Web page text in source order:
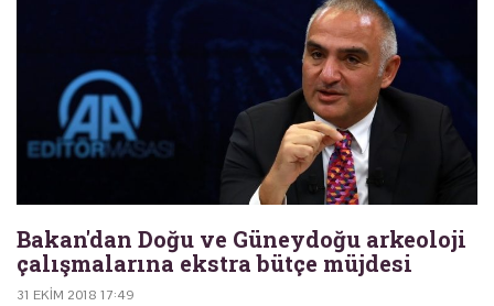
Bakan'dan Doğu ve Güneydoğu arkeoloji
çalışmalarına ekstra bütçe müjdesi
31 EKIM 2018 17:49